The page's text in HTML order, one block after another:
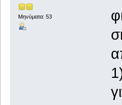
Μηνύματα: 53